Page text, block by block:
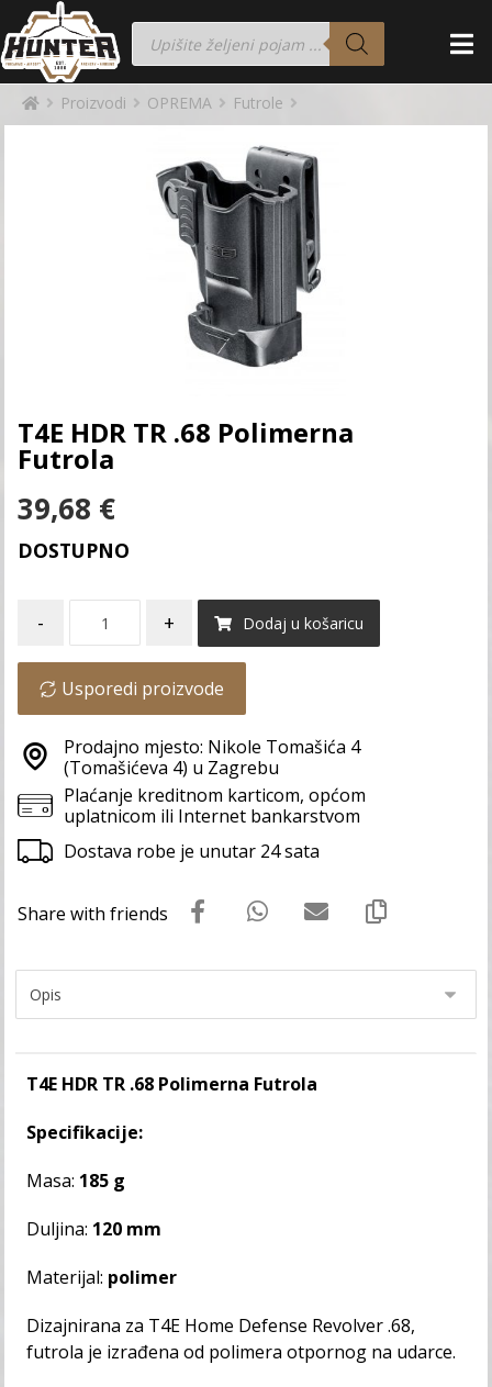
Proizvodi OPREMA Futrole
T4E HDR TR .68 Polimerna
Futrola
39,68 €
DOSTUPNO
- + Dodaj u košaricu
Usporedi proizvode
Prodajno mjesto: Nikole Tomašića 4
(Tomašićeva 4) u Zagrebu
Plaćanje kreditnom karticom, općom
uplatnicom ili Internet bankarstvom
Dostava robe je unutar 24 sata
T4E HDR TR .68 Polimerna Futrola
Specifikacije:
Masa: 185 g
Duljina: 120 mm
Materijal: polimer
Dizajnirana za T4E Home Defense Revolver .68,
futrola je izrađena od polimera otpornog na udarce.